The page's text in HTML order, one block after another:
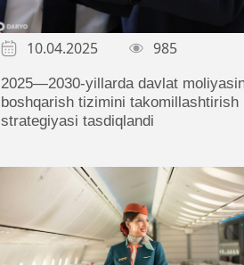
10.04.2025 985
2025—2030-yillarda davlat
boshqarish tizimini takomillashtirish
strategiyasi tasdiqlandi